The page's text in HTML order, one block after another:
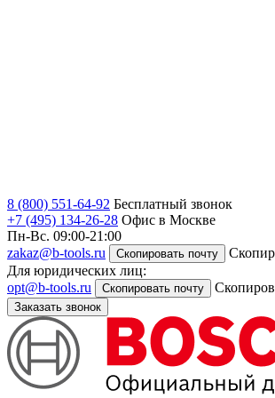
8 (800) 551-64-92 Бесплатный звонок
+7 (495) 134-26-28 Офис в Москве
Пн-Вс. 09:00-21:00
zakaz@b-tools.ru
Скопировать почту
Для юридических лиц:
opt@b-tools.ru
Скопировать почту
Заказать звонок